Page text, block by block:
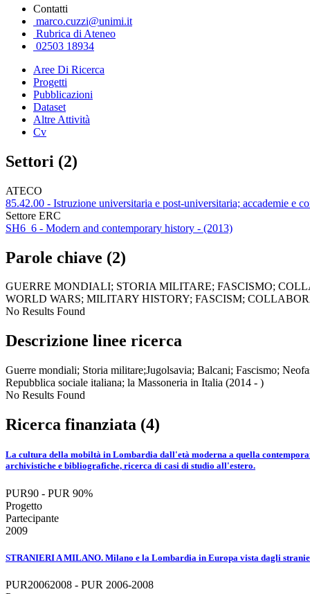
Contatti
marco.cuzzi@unimi.it
Rubrica di Ateneo
02503 18934
Aree Di Ricerca
Progetti
Pubblicazioni
Dataset
Altre Attività
Cv
Settori (2)
ATECO
85.42.00 - Istruzione universitaria e post-universitaria; accademie e
Settore ERC
SH6_6 - Modern and contemporary history - (2013)
Parole chiave (2)
GUERRE MONDIALI; STORIA MILITARE; FASCISMO;
WORLD WARS; MILITARY HISTORY; FASCISM;
No Results Found
Descrizione linee ricerca
Guerre mondiali; Storia militare;Jugolsavia; Balcani; Fascismo;
Repubblica sociale italiana; la Massoneria in Italia (2014 - )
No Results Found
Ricerca finanziata (4)
La cultura della mobiltà in Lombardia dall'età moderna a quella
archivistiche e bibliografiche, ricerca di casi di studio all'estero.
PUR90 - PUR 90%
Progetto
Partecipante
2009
STRANIERI A MILANO. Milano e la Lombardia in Europa vista dagli
PUR20062008 - PUR 2006-2008